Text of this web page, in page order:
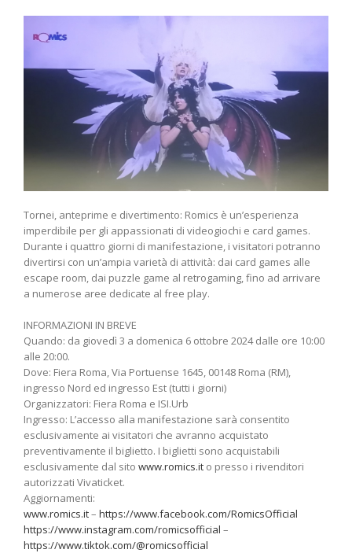
Tornei, anteprime e divertimento: Romics è un’esperienza
imperdibile per gli appassionati di videogiochi e card games.
Durante i quattro giorni di manifestazione, i visitatori potranno
divertirsi con un’ampia varietà di attività: dai card games alle
escape room, dai puzzle game al retrogaming, fino ad arrivare
a numerose aree dedicate al free play.
INFORMAZIONI IN BREVE
Quando: da giovedì 3 a domenica 6 ottobre 2024 dalle ore 10:00
alle 20:00.
Dove: Fiera Roma, Via Portuense 1645, 00148 Roma (RM),
ingresso Nord ed ingresso Est (tutti i giorni)
Organizzatori: Fiera Roma e ISI.Urb
Ingresso: L’accesso alla manifestazione sarà consentito
esclusivamente ai visitatori che avranno acquistato
preventivamente il biglietto. I biglietti sono acquistabili
esclusivamente dal sito www.romics.it o presso i rivenditori
autorizzati Vivaticket.
Aggiornamenti:
www.romics.it– https://www.facebook.com/RomicsOfficial
https://www.instagram.com/romicsofficial –
https://www.tiktok.com/@romicsofficial